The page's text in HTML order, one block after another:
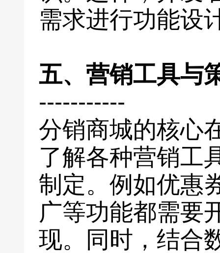
需求进行功能设
五、营销工具与
-----------
分销商城的核心
了解各种营销工
制定。例如优惠
广等功能都需要
现。同时，结合